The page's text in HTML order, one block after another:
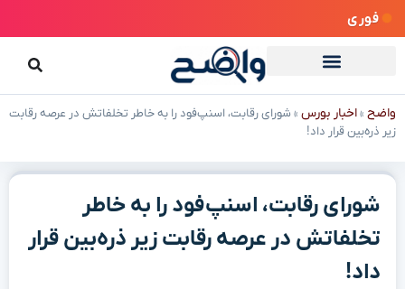
فوری
واضح »اخبار بورس »شورای رقابت، اسنپ‌فود را به خاطر تخلفاتش در عرصه رقابت
زیر ذره‌بین قرار داد!
شورای رقابت، اسنپ‌فود را به خاطر
تخلفاتش در عرصه رقابت زیر ذره‌بین قرار
داد!